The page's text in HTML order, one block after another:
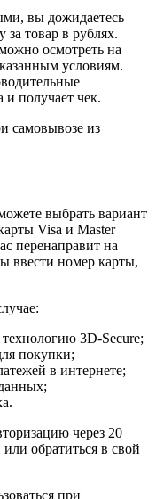
вы дожидаетесь
за товар в рублях.
осмотреть на
условиям.
получает чек.
самовывозе из
выбрать вариант
Visa и Master
перенаправит на
ввести номер карты,
3D-Secure;
покупки;
в интернете;
через 20
обратиться в свой
при